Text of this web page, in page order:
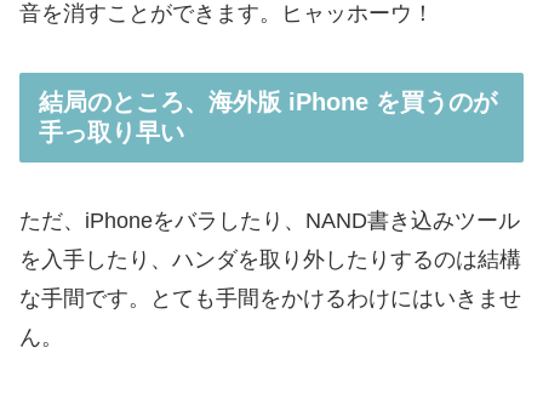
音を消すことができます。ヒャッホーウ！
結局のところ、海外版 iPhone を買うのが
手っ取り早い
ただ、iPhoneをバラしたり、NAND書き込みツール
を入手したり、ハンダを取り外したりするのは結構
な手間です。とても手間をかけるわけにはいきませ
ん。